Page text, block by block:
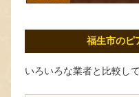
福生市のピ
いろいろな業者と比較し